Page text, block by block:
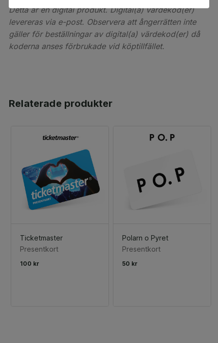
Detta är en digital produkt. Digital(a) värdekod(er)
levereras via e-post. Observera att ångerrätten inte
gäller för beställningar av digital(a) värdekod(er) då
koderna anses förbrukade vid köptillfället.
Relaterade produkter
Ticketmaster
Presentkort
100 kr
Polarn o Pyret
Presentkort
50 kr